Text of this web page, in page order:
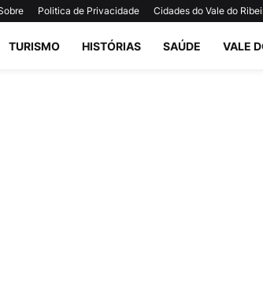
Politica de Privacidade Cidades do Vale do
TURISMO HISTÓRIAS SAÚDE VALE